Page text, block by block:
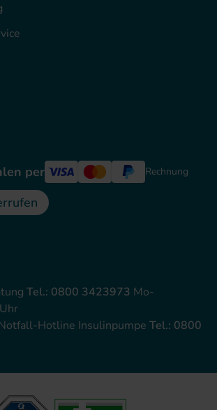
per Rechnung
Tel.: 0800 3423973 Mo-
Hotline Insulinpumpe Tel.: 0800